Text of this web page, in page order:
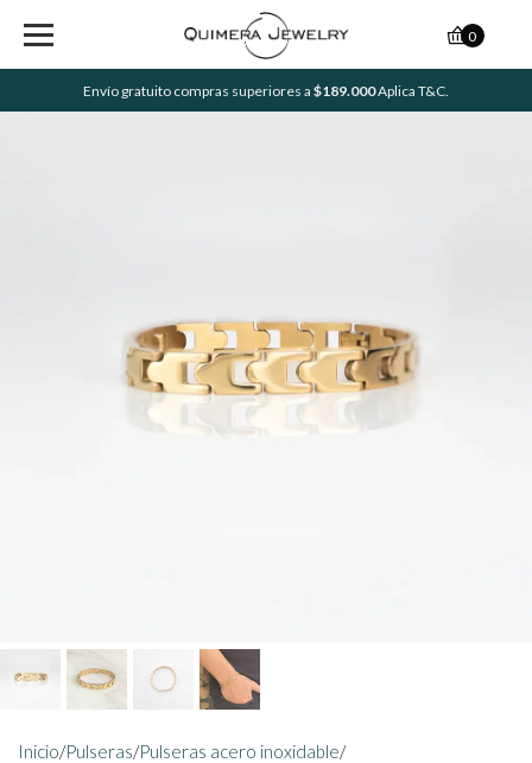
Envío gratuito compras superiores a $189.000Aplica T&C.
0
Inicio/Pulseras/Pulseras acero inoxidable/